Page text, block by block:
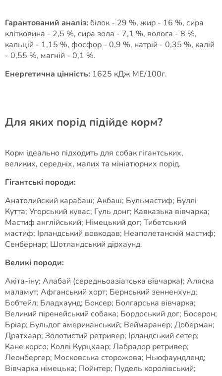
Гарантований аналіз: білок - 29 %, жир - 16 %, сира
клітковина - 2,5 %, сира зола - 7,1 %, волога - 8 %,
кальцій - 1,15 %, фосфор - 0,9 %, натрій - 0,35 %, калій
- 0,55 %, магній - 0,1 %.
Енергетична цінність: 1625 кДж ME/100г.
Для яких порід підійде корм?
Корм ідеально підходить для собак гігантських,
великих, середніх, малих та мініатюрних порід.
Гігантські породи:
Анатолийский карабаш; Акбаш; Бульмастиф; Буллі
Кутта; Угорський кувас; Гуль донг; Кавказька вівчарка;
Мастиф англійський; Німецький дог; Тибетський
мастиф; Ірландський вовкодав; Неаполетанскій мастиф;
Сенбернар; Шотландський дірхаунд.
Великі породи:
Акіта-іну; Алабай (середньоазіатська вівчарка); Аляска
маламут; Афганський хорт; Бернський зенненхунд;
Бобтейл; Бладхаунд; Боксер; Болгарська вівчарка;
Великий піренейський собака; Бордоський дог; Босерон;
Бріар; Бульдог американський; Веймаранер; Доберман;
Дратхаар; Золотистий ретривер; Ірландський сетер;
Кане корсо; Коллі Курцхаар; Лабрадор ретривер;
Леонбергер; Московська сторожова; Ньюфаундленд;
Вівчарка німецька; Пойнтер; Пудель королівський;